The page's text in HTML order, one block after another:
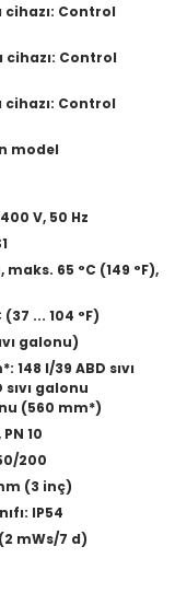
cihazı: Control
cihazı: Control
cihazı: Control
model
V, 50 Hz
maks. 65 °C (149 °F),
... 104 °F)
galonu)
l/39 ABD sıvı
galonu
(560 mm*)
10
200
(3 inç)
IP54
mWs/7 d)